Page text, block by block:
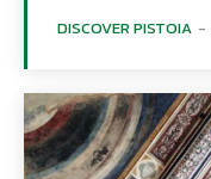
DISCOVER PISTOIA -